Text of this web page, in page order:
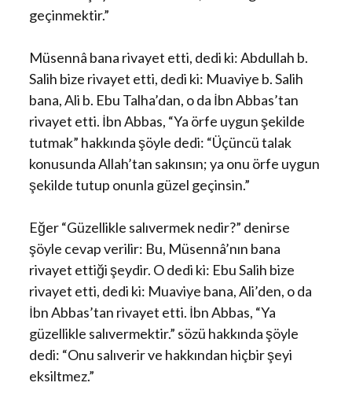
geçinmektir.”
Müsennâ bana rivayet etti, dedi ki: Abdullah b.
Salih bize rivayet etti, dedi ki: Muaviye b. Salih
bana, Ali b. Ebu Talha’dan, o da İbn Abbas’tan
rivayet etti. İbn Abbas, “Ya örfe uygun şekilde
tutmak” hakkında şöyle dedi: “Üçüncü talak
konusunda Allah’tan sakınsın; ya onu örfe uygun
şekilde tutup onunla güzel geçinsin.”
Eğer “Güzellikle salıvermek nedir?” denirse
şöyle cevap verilir: Bu, Müsennâ’nın bana
rivayet ettiği şeydir. O dedi ki: Ebu Salih bize
rivayet etti, dedi ki: Muaviye bana, Ali’den, o da
İbn Abbas’tan rivayet etti. İbn Abbas, “Ya
güzellikle salıvermektir.” sözü hakkında şöyle
dedi: “Onu salıverir ve hakkından hiçbir şeyi
eksiltmez.”